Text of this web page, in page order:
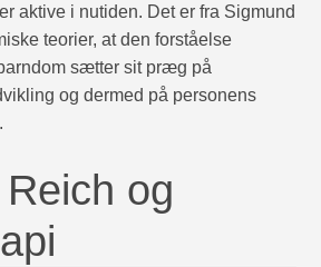
aktive i nutiden. Det er fra Sigmund
teorier, at den forståelse
sætter sit præg på
og dermed på personens
og